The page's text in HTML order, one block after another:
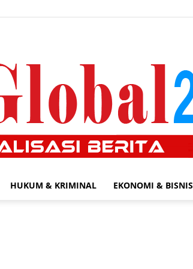
HUKUM & KRIMINAL EKONOMI & BISNIS